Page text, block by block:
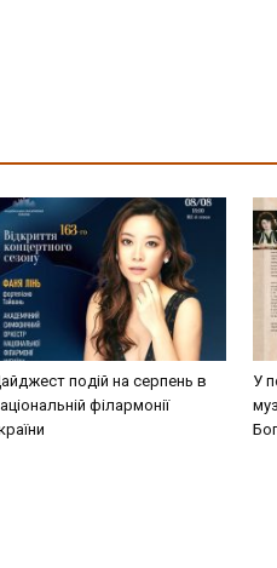
подій на серпень в
філармонії
У